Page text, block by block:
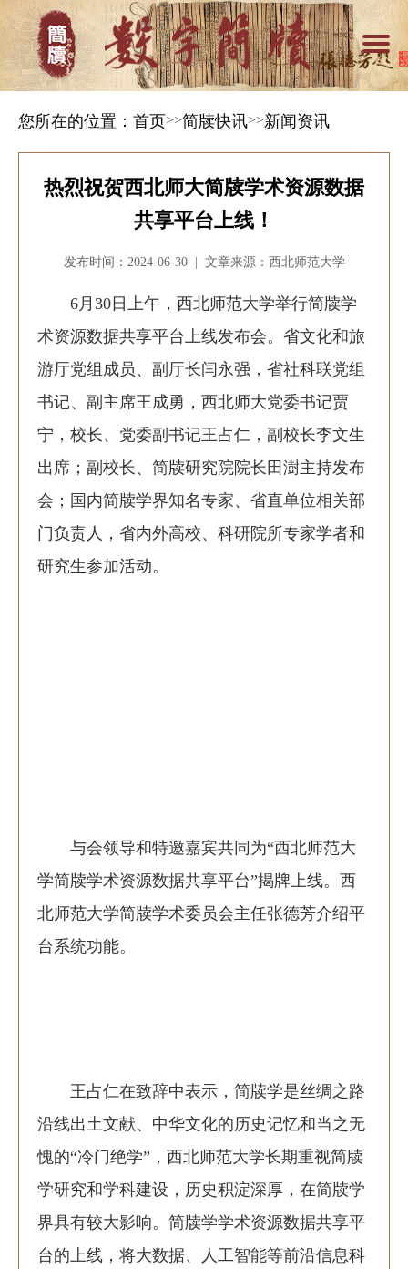
您所在的位置： 首页>>简牍快讯>>新闻资讯
热烈祝贺西北师大简牍学术资源数据
共享平台上线！
发布时间：2024-06-30 | 文章来源：西北师范大学
6月30日上午，西北师范大学举行简牍学
术资源数据共享平台上线发布会。省文化和旅
游厅党组成员、副厅长闫永强，省社科联党组
书记、副主席王成勇，西北师大党委书记贾
宁，校长、党委副书记王占仁，副校长李文生
出席；副校长、简牍研究院院长田澍主持发布
会；国内简牍学界知名专家、省直单位相关部
门负责人，省内外高校、科研院所专家学者和
研究生参加活动。
与会领导和特邀嘉宾共同为“西北师范大
学简牍学术资源数据共享平台”揭牌上线。西
北师范大学简牍学术委员会主任张德芳介绍平
台系统功能。
王占仁在致辞中表示，简牍学是丝绸之路
沿线出土文献、中华文化的历史记忆和当之无
愧的“冷门绝学”，西北师范大学长期重视简牍
学研究和学科建设，历史积淀深厚，在简牍学
界具有较大影响。简牍学学术资源数据共享平
台的上线，将大数据、人工智能等前沿信息科